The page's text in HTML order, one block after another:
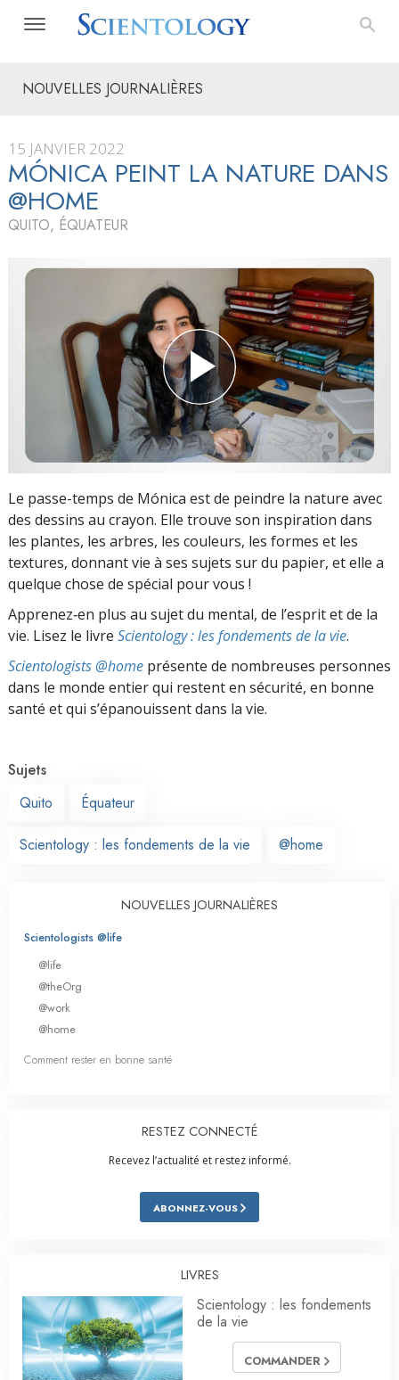
NOUVELLES JOURNALIÈRES
15 JANVIER 2022
MÓNICA PEINT LA NATURE DANS
@HOME
QUITO, ÉQUATEUR
Le passe-temps de Mónica est de peindre la nature avec
des dessins au crayon. Elle trouve son inspiration dans
les plantes, les arbres, les couleurs, les formes et les
textures, donnant vie à ses sujets sur du papier, et elle a
quelque chose de spécial pour vous !
Apprenez‑en plus au sujet du mental, de l’esprit et de la
vie. Lisez le livre Scientology : les fondements de la vie.
Scientologists @home présente de nombreuses personnes
dans le monde entier qui restent en sécurité, en bonne
santé et qui s’épanouissent dans la vie.
Sujets
Quito
Équateur
Scientology : les fondements de la vie @home
NOUVELLES JOURNALIÈRES
Scientologists @life
@life
@theOrg
@work
@home
Comment rester en bonne santé
RESTEZ CONNECTÉ
Recevez l’actualité et restez informé.
ABONNEZ-VOUS
LIVRES
Scientology : les fondements
de la vie
COMMANDER